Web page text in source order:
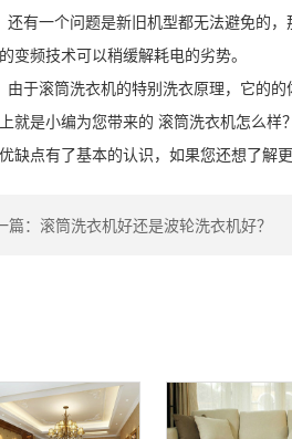
还有一个问题是新旧机型都无法避免的
变频技术可以稍缓解耗电的劣势。
由于滚筒洗衣机的特别洗衣原理，它的
就是小编为您带来的 滚筒洗衣机怎么
缺点有了基本的认识，如果您还想了解
篇：滚筒洗衣机好还是波轮洗衣机好？